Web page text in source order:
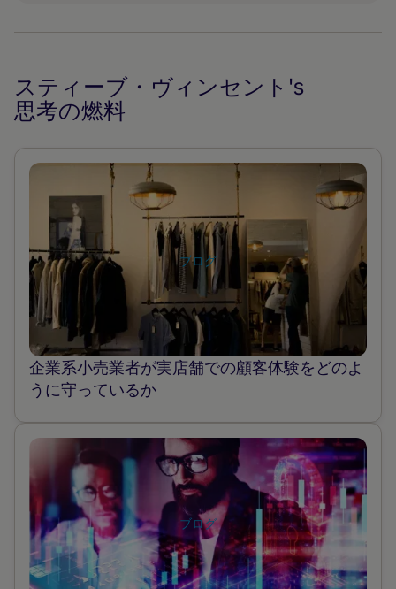
スティーブ・ヴィンセント 's
思考の燃料
に
つ
い
て
も
っ
と
読
ブログ
企業系小売業者が実店舗での顧客体験をどのよ
うに守っているか
ス
ト
に
つ
い
ブログ